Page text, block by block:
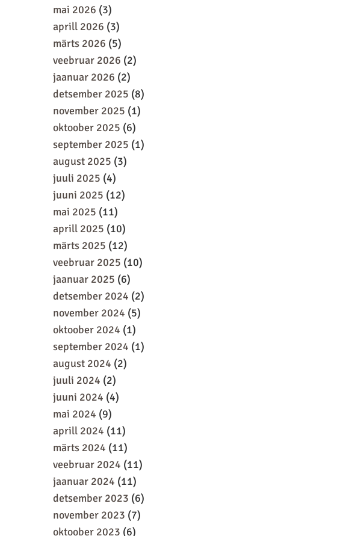
mai 2026 (3)
aprill 2026 (3)
märts 2026 (5)
veebruar 2026 (2)
jaanuar 2026 (2)
detsember 2025 (8)
november 2025 (1)
oktoober 2025 (6)
september 2025 (1)
august 2025 (3)
juuli 2025 (4)
juuni 2025 (12)
mai 2025 (11)
aprill 2025 (10)
märts 2025 (12)
veebruar 2025 (10)
jaanuar 2025 (6)
detsember 2024 (2)
november 2024 (5)
oktoober 2024 (1)
september 2024 (1)
august 2024 (2)
juuli 2024 (2)
juuni 2024 (4)
mai 2024 (9)
aprill 2024 (11)
märts 2024 (11)
veebruar 2024 (11)
jaanuar 2024 (11)
detsember 2023 (6)
november 2023 (7)
oktoober 2023 (6)